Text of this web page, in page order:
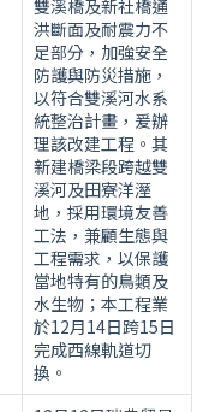
雙溪橋及新社橋通
洪斷面及耐震力不
足部分，加強安全
防護與防災措施，
以符合雙溪河水系
統整治計畫，爰辦
理該改建工程。其
新建橋梁段跨越雙
溪河及田寮洋溼
地，採用環境友善
工法，兼顧生態與
工程需求，以保護
當地特有的鳥類及
水生物；本工程業
於12月14日跨15日
完成西線軌道切
換。